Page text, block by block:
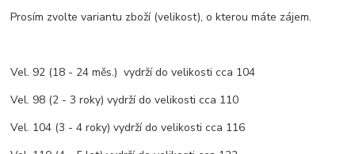
Prosím zvolte variantu zboží (velikost), o kterou máte zájem.
Vel. 92 (18 - 24 měs.) vydrží do velikosti cca 104
Vel. 98 (2 - 3 roky) vydrží do velikosti cca 110
Vel. 104 (3 - 4 roky) vydrží do velikosti cca 116